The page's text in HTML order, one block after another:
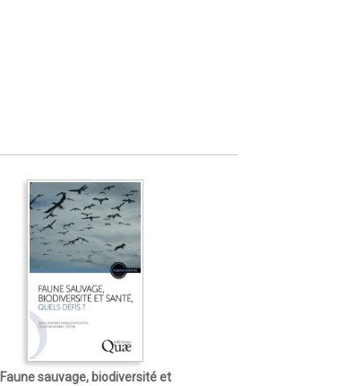
Faune sauvage, biodiversité et